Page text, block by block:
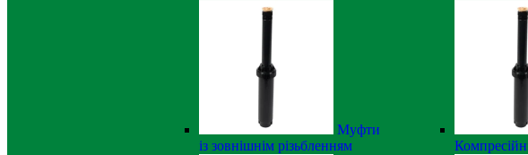
Муфти
із зовнішнім різьбленням